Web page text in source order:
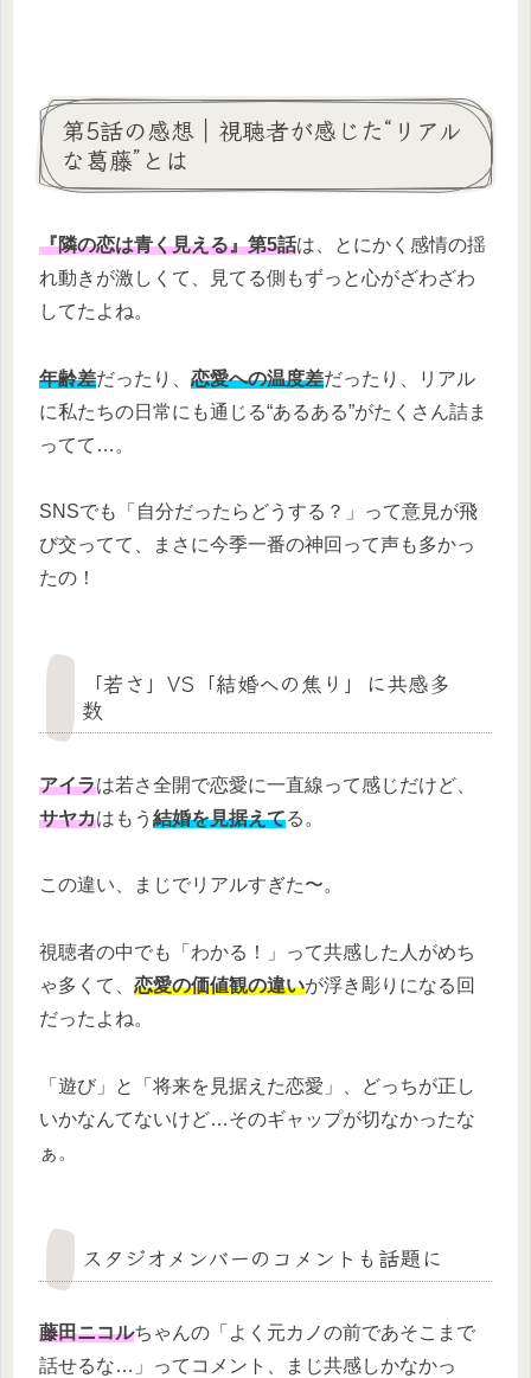
第5話の感想｜視聴者が感じた“リアル
な葛藤”とは
『隣の恋は青く見える』第5話は、とにかく感情の揺
れ動きが激しくて、見てる側もずっと心がざわざわ
してたよね。
年齢差だったり、 恋愛への温度差だったり、リアル
に私たちの日常にも通じる“あるある”がたくさん詰ま
ってて…。
SNSでも「自分だったらどうする？」って意見が飛
び交ってて、まさに今季一番の神回って声も多かっ
たの！
「若さ」VS「結婚への焦り」に共感多
数
アイラは若さ全開で恋愛に一直線って感じだけど、
サヤカはもう 結婚を見据えてる。
この違い、まじでリアルすぎた〜。
視聴者の中でも「わかる！」って共感した人がめち
ゃ多くて、 恋愛の価値観の違いが浮き彫りになる回
だったよね。
「遊び」と「将来を見据えた恋愛」、どっちが正し
いかなんてないけど…そのギャップが切なかったな
ぁ。
スタジオメンバーのコメントも話題に
藤田ニコルちゃんの「よく元カノの前であそこまで
話せるな…」ってコメント、まじ共感しかなかっ